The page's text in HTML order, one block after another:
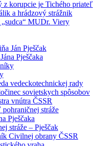
z korupcie je Tichého priateľ
a hrádzový strážnik
MUDr. Viery
Ján Pješčak
Pješčaka
vedeckotechnickej rady
sovietskych spôsobov
vnútra ČSSR
stráže
Pješčaka
stráže – Pješčak
Civilnej obrany ČSSR